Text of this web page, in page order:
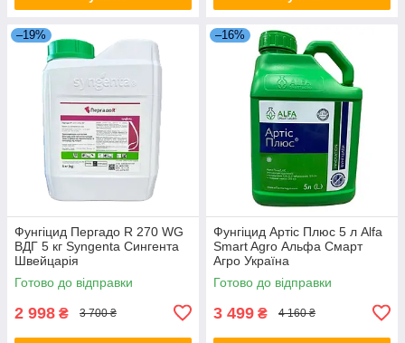
–19%
Фунгіцид Пергадо R 270 WG
ВДГ 5 кг Syngenta Сингента
Швейцарія
Готово до відправки
2 998 ₴ 3 700 ₴
–16%
Фунгіцид Артіс Плюс 5 л Alfa
Smart Agro Альфа Смарт
Агро Україна
Готово до відправки
3 499 ₴ 4 160 ₴